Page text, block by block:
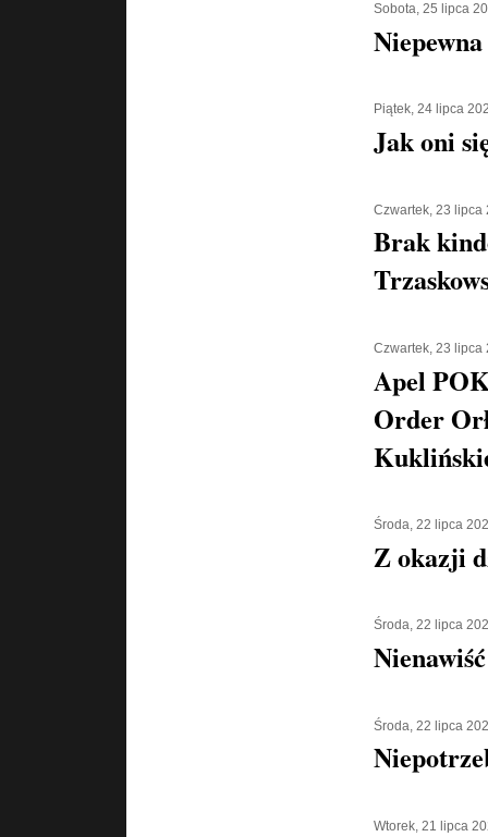
Sobota, 25 lipca
Piątek, 24 lipca
Jak oni
Czwartek, 23 lipca
Brak
Czwartek, 23 lipca
Apel
Order
Środa, 22 lipca
Z okazji
Środa, 22 lipca
Środa, 22 lipca
Wtorek, 21 lipca